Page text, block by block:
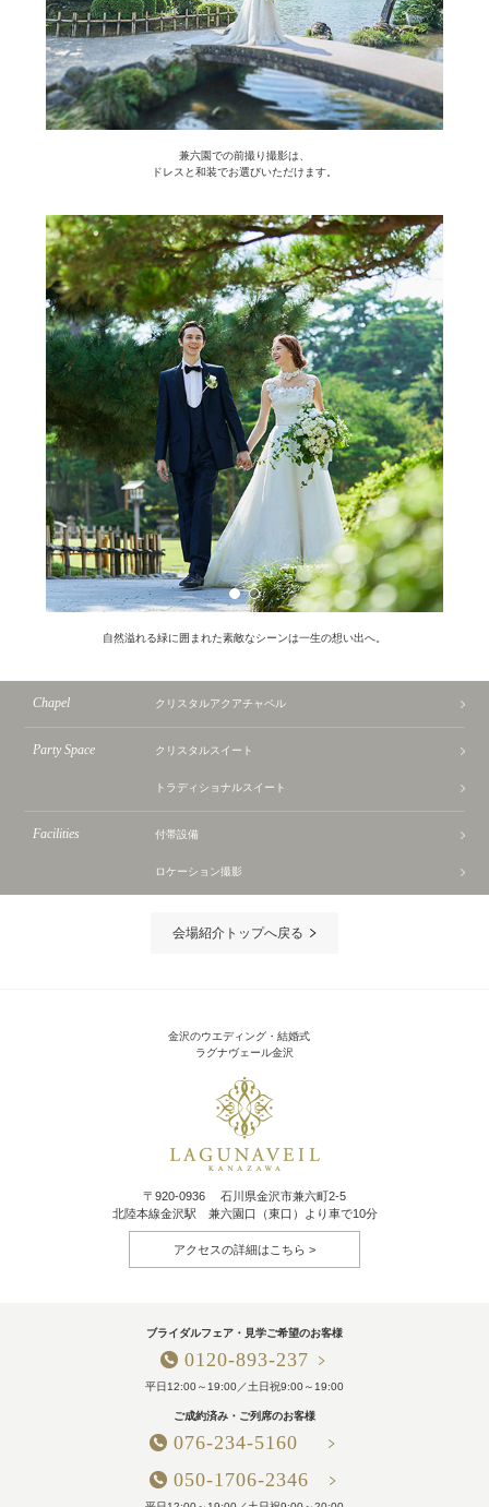
兼六園での前撮り撮影は、
ドレスと和装でお選びいただけます。
自然溢れる緑に囲まれた素敵なシーンは一生の想い出へ。
Chapel クリスタルアクアチャペル
Party Space クリスタルスイート
トラディショナルスイート
Facilities 付帯設備
ロケーション撮影
会場紹介トップへ戻る
金沢のウエディング・結婚式
ラグナヴェール金沢
〒920-0936 石川県金沢市兼六町2-5
北陸本線金沢駅 兼六園口（東口）より車で10分
アクセスの詳細はこちら
ブライダルフェア・見学ご希望のお客様
0120-893-237
平日12:00～19:00／土日祝9:00～19:00
ご成約済み・ご列席のお客様
076-234-5160
050-1706-2346